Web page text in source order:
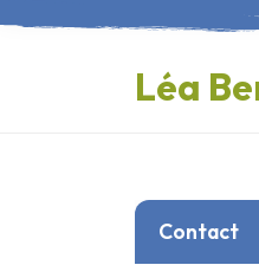
Léa
Contact